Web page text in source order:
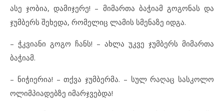
ასე ჯობია, დამიჯერე! – მიმართა ბაჭიამ გოგონას და
ჯუმბერს შეხედა, რომელიც ლამის სმენაზე იდგა.
– ჭკვიანი გოგო ჩანს! – ახლა უკვე ჯუმბერს მიმართა
ბაჭიამ.
– ნიჭიერია! – თქვა ჯუმბერმა. – სულ რაღაც სასკოლო
ოლიმპიადებზე იმარჯვებდა!